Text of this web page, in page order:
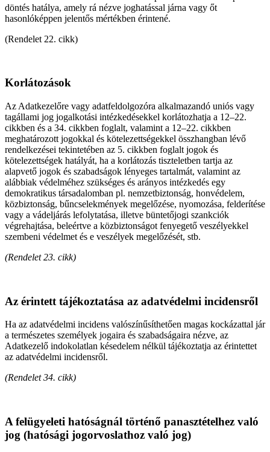
döntés hatálya, amely rá nézve joghatással járna vagy őt
hasonlóképpen jelentős mértékben érintené.
(Rendelet 22. cikk)
Korlátozások
Az Adatkezelőre vagy adatfeldolgozóra alkalmazandó uniós vagy
tagállami jog jogalkotási intézkedésekkel korlátozhatja a 12–22.
cikkben és a 34. cikkben foglalt, valamint a 12–22. cikkben
meghatározott jogokkal és kötelezettségekkel összhangban lévő
rendelkezései tekintetében az 5. cikkben foglalt jogok és
kötelezettségek hatályát, ha a korlátozás tiszteletben tartja az
alapvető jogok és szabadságok lényeges tartalmát, valamint az
alábbiak védelméhez szükséges és arányos intézkedés egy
demokratikus társadalomban pl. nemzetbiztonság, honvédelem,
közbiztonság, bűncselekmények megelőzése, nyomozása, felderítése
vagy a vádeljárás lefolytatása, illetve büntetőjogi szankciók
végrehajtása, beleértve a közbiztonságot fenyegető veszélyekkel
szembeni védelmet és e veszélyek megelőzését, stb.
(Rendelet 23. cikk)
Az érintett tájékoztatása az adatvédelmi incidensről
Ha az adatvédelmi incidens valószínűsíthetően magas kockázattal jár
a természetes személyek jogaira és szabadságaira nézve, az
Adatkezelő indokolatlan késedelem nélkül tájékoztatja az érintettet
az adatvédelmi incidensről.
(Rendelet 34. cikk)
A felügyeleti hatóságnál történő panasztételhez való
jog (hatósági jogorvoslathoz való jog)